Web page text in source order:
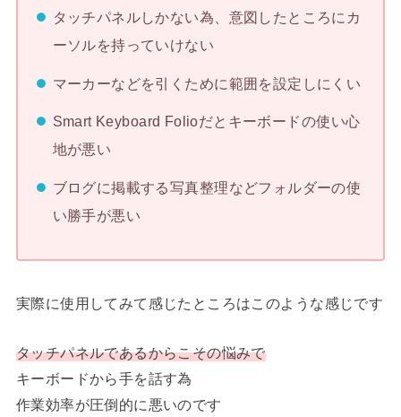
タッチパネルしかない為、意図したところにカ
ーソルを持っていけない
マーカーなどを引くために範囲を設定しにくい
Smart Keyboard Folioだとキーボードの使い心
地が悪い
ブログに掲載する写真整理などフォルダーの使
い勝手が悪い
実際に使用してみて感じたところはこのような感じです
タッチパネルであるからこその悩みで
キーボードから手を話す為
作業効率が圧倒的に悪いのです